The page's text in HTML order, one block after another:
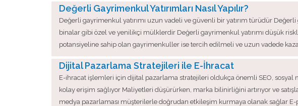
Değerli Gayrimenkul Yatırımları Nasıl Yapılır?
Değerli gayrimenkul yatırımı uzun vadeli ve güvenli bir yatırım türüdür
binalar gibi özel ve yenilikçi mülklerdir Değerli gayrimenkul yatırımı düşük
potansiyeline sahip olan gayrimenkuller ise tercih edilmeli ve uzun vadede
Dijital Pazarlama Stratejileri ile E-İhracat
E-ihracat işlemleri için dijital pazarlama stratejileri oldukça önemli SEO,
kolay erişim sağlıyor Maliyetleri düşürürken, marka bilinirliğini artırıyor ve
medya pazarlaması müşterilerle doğrudan etkileşim kurmaya olanak sağlar E-